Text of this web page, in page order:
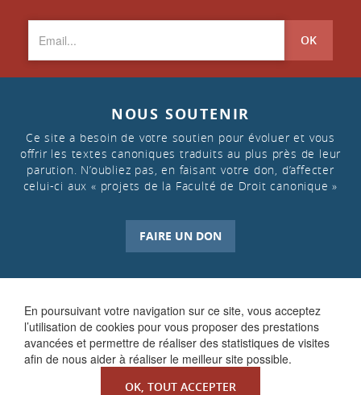
En poursuivant votre navigation sur ce site, vous acceptez
l’utilisation de cookies pour vous proposer des prestations
avancées et permettre de réaliser des statistiques de visites
afin de nous aider à réaliser le meilleur site possible.
OK, TOUT ACCEPTER
OK
NOUS SOUTENIR
Ce site a besoin de votre soutien pour évoluer et vous
offrir les textes canoniques traduits au plus près de leur
parution. N’oubliez pas, en faisant votre don, d’affecter
celui-ci aux « projets de la Faculté de Droit canonique »
FAIRE UN DON